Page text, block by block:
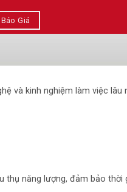
Giá
và kinh nghiệm làm việc lâu
thụ năng lượng, đảm bảo thời